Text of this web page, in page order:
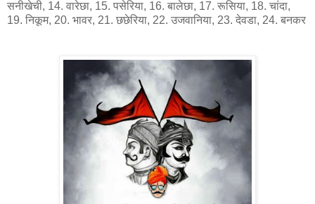
सनीखेची, 14. वारेछा, 15. पसेरिया, 16. बालेछा, 17. रूसिया, 18. चांदा,
19. निकूम, 20. भावर, 21. छछेरिया, 22. उजवानिया, 23. देवडा, 24. बनकर